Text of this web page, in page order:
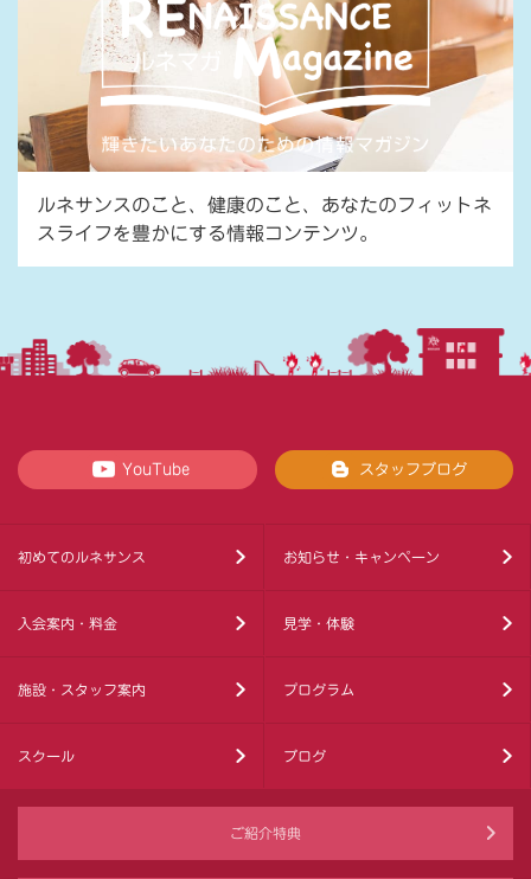
ルネサンスのこと、健康のこと、あなたのフィットネ
スライフを豊かにする情報コンテンツ。
YouTube スタッフブログ
初めてのルネサンス お知らせ・キャンペーン
入会案内・料金 見学・体験
施設・スタッフ案内 プログラム
スクール ブログ
ご紹介特典